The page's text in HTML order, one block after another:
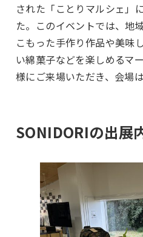
された「ことりマルシェ」
た。このイベントでは、地
こもった手作り作品や美味
い綿菓子などを楽しめるマ
様にご来場いただき、会場
SONIDORIの出展